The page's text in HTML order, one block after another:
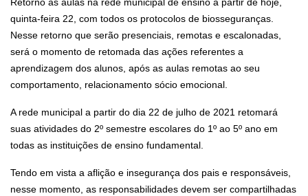
Retorno às aulas na rede municipal de ensino a partir de hoje,
quinta-feira 22, com todos os protocolos de biosseguranças.
Nesse retorno que serão presenciais, remotas e escalonadas,
será o momento de retomada das ações referentes a
aprendizagem dos alunos, após as aulas remotas ao seu
comportamento, relacionamento sócio emocional.
A rede municipal a partir do dia 22 de julho de 2021 retomará
suas atividades do 2º semestre escolares do 1º ao 5º ano em
todas as instituições de ensino fundamental.
Tendo em vista a aflição e insegurança dos pais e responsáveis,
nesse momento, as responsabilidades devem ser compartilhadas